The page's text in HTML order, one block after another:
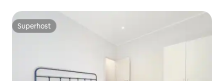
Superhost
Superhost